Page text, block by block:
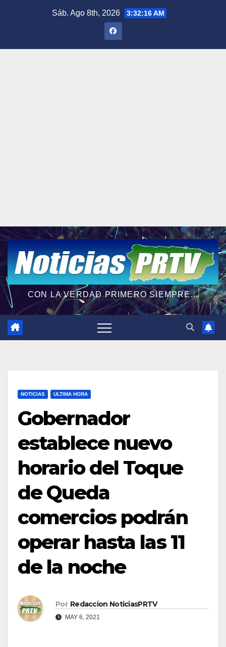
Sáb. Ago 8th, 2026 3:32:17 AM
CON LA VERDAD PRIMERO SIEMPRE...
NOTICIAS ULTIMA HORA
Gobernador
establece nuevo
horario del Toque
de Queda
comercios podrán
operar hasta las 11
de la noche
Por Redaccion NoticiasPRTV
MAY 6, 2021